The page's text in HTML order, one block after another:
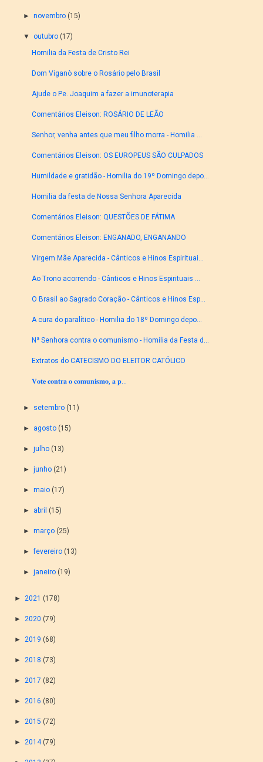
► novembro (15)
▼ outubro (17)
Homilia da Festa de Cristo Rei
Dom Viganò sobre o Rosário pelo Brasil
Ajude o Pe. Joaquim a fazer a imunoterapia
Comentários Eleison: ROSÁRIO DE LEÃO
Senhor, venha antes que meu filho morra - Homilia ...
Comentários Eleison: OS EUROPEUS SÃO CULPADOS
Humildade e gratidão - Homilia do 19º Domingo depo...
Homilia da festa de Nossa Senhora Aparecida
Comentários Eleison: QUESTÕES DE FÁTIMA
Comentários Eleison: ENGANADO, ENGANANDO
Virgem Mãe Aparecida - Cânticos e Hinos Espirituai...
Ao Trono acorrendo - Cânticos e Hinos Espirituais ...
O Brasil ao Sagrado Coração - Cânticos e Hinos Esp...
A cura do paralítico - Homilia do 18º Domingo depo...
Nª Senhora contra o comunismo - Homilia da Festa d...
Extratos do CATECISMO DO ELEITOR CATÓLICO
𝐕𝐨𝐭𝐞 𝐜𝐨𝐧𝐭𝐫𝐚 𝐨 𝐜𝐨𝐦𝐮𝐧𝐢𝐬𝐦𝐨, 𝐚 𝐩...
► setembro (11)
► agosto (15)
► julho (13)
► junho (21)
► maio (17)
► abril (15)
► março (25)
►fevereiro (13)
► janeiro (19)
►2021 (178)
►2020 (79)
►2019 (68)
►2018 (73)
►2017 (82)
►2016 (80)
►2015 (72)
►2014 (79)